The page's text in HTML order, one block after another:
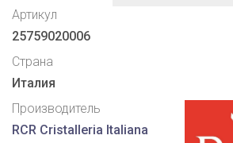
Артикул
25759020006
Страна
Италия
Производитель
RCR Cristalleria Italiana